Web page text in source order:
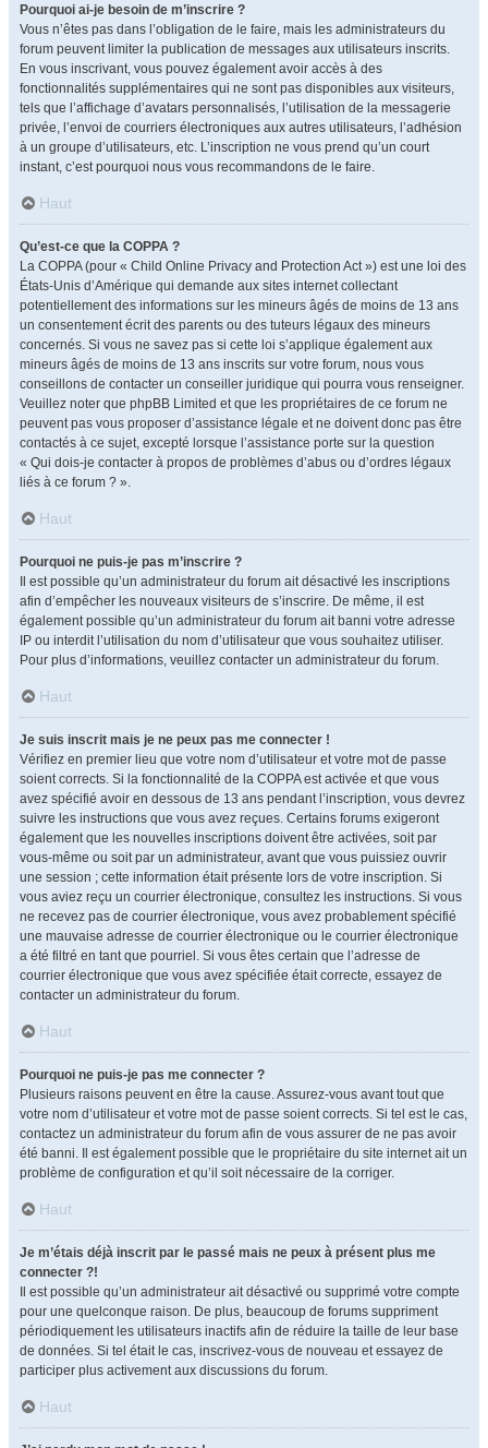
Pourquoi ai-je besoin de m’inscrire ?
Vous n’êtes pas dans l’obligation de le faire, mais les administrateurs du
forum peuvent limiter la publication de messages aux utilisateurs inscrits.
En vous inscrivant, vous pouvez également avoir accès à des
fonctionnalités supplémentaires qui ne sont pas disponibles aux visiteurs,
tels que l’affichage d’avatars personnalisés, l’utilisation de la messagerie
privée, l’envoi de courriers électroniques aux autres utilisateurs, l’adhésion
à un groupe d’utilisateurs, etc. L’inscription ne vous prend qu’un court
instant, c’est pourquoi nous vous recommandons de le faire.
Haut
Qu’est-ce que la COPPA ?
La COPPA (pour « Child Online Privacy and Protection Act ») est une loi des
États-Unis d’Amérique qui demande aux sites internet collectant
potentiellement des informations sur les mineurs âgés de moins de 13 ans
un consentement écrit des parents ou des tuteurs légaux des mineurs
concernés. Si vous ne savez pas si cette loi s’applique également aux
mineurs âgés de moins de 13 ans inscrits sur votre forum, nous vous
conseillons de contacter un conseiller juridique qui pourra vous renseigner.
Veuillez noter que phpBB Limited et que les propriétaires de ce forum ne
peuvent pas vous proposer d’assistance légale et ne doivent donc pas être
contactés à ce sujet, excepté lorsque l’assistance porte sur la question
« Qui dois-je contacter à propos de problèmes d’abus ou d’ordres légaux
liés à ce forum ? ».
Haut
Pourquoi ne puis-je pas m’inscrire ?
Il est possible qu’un administrateur du forum ait désactivé les inscriptions
afin d’empêcher les nouveaux visiteurs de s’inscrire. De même, il est
également possible qu’un administrateur du forum ait banni votre adresse
IP ou interdit l’utilisation du nom d’utilisateur que vous souhaitez utiliser.
Pour plus d’informations, veuillez contacter un administrateur du forum.
Haut
Je suis inscrit mais je ne peux pas me connecter !
Vérifiez en premier lieu que votre nom d’utilisateur et votre mot de passe
soient corrects. Si la fonctionnalité de la COPPA est activée et que vous
avez spécifié avoir en dessous de 13 ans pendant l’inscription, vous devrez
suivre les instructions que vous avez reçues. Certains forums exigeront
également que les nouvelles inscriptions doivent être activées, soit par
vous-même ou soit par un administrateur, avant que vous puissiez ouvrir
une session ; cette information était présente lors de votre inscription. Si
vous aviez reçu un courrier électronique, consultez les instructions. Si vous
ne recevez pas de courrier électronique, vous avez probablement spécifié
une mauvaise adresse de courrier électronique ou le courrier électronique
a été filtré en tant que pourriel. Si vous êtes certain que l’adresse de
courrier électronique que vous avez spécifiée était correcte, essayez de
contacter un administrateur du forum.
Haut
Pourquoi ne puis-je pas me connecter ?
Plusieurs raisons peuvent en être la cause. Assurez-vous avant tout que
votre nom d’utilisateur et votre mot de passe soient corrects. Si tel est le cas,
contactez un administrateur du forum afin de vous assurer de ne pas avoir
été banni. Il est également possible que le propriétaire du site internet ait un
problème de configuration et qu’il soit nécessaire de la corriger.
Haut
Je m’étais déjà inscrit par le passé mais ne peux à présent plus me
connecter ?!
Il est possible qu’un administrateur ait désactivé ou supprimé votre compte
pour une quelconque raison. De plus, beaucoup de forums suppriment
périodiquement les utilisateurs inactifs afin de réduire la taille de leur base
de données. Si tel était le cas, inscrivez-vous de nouveau et essayez de
participer plus activement aux discussions du forum.
Haut